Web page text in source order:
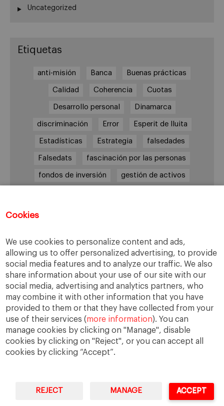
Cookies
We use cookies to personalize content and ads,
allowing us to offer personalized advertising, to provide
social media features and to analyze our traffic. We also
share information about your use of our site with our
social media, advertising and analytics partners, who
may combine it with other information that you have
provided to them or that they have collected from your
use of their services (more information). You can
manage cookies by clicking on "Manage", disable
cookies by clicking on "Reject", or you can accept all
cookies by clicking “Accept”.
REJECT MANAGE ACCEPT
Uncategorized
Etiquetas
anti-misión Banca Buenas prácticas
Calidad Coherencia Cuotas
Desarrollo personal Dinamarca
discriminación Error Esperit de lluita
Estadísticas Estrategia falsedades
Falsedats fascinación por las personas
fondos de inversión gestión de activos
Management marketing Medidas
Mercados misión Motivación
Permanencia Peter Drucker previsiones
Principios rentabilidades Rigor Ryanair
Toma de decisiones Valores
visión de conjunto visión social
University of Navarra
utilizando este sitio asumiremos que está de acuerdo.